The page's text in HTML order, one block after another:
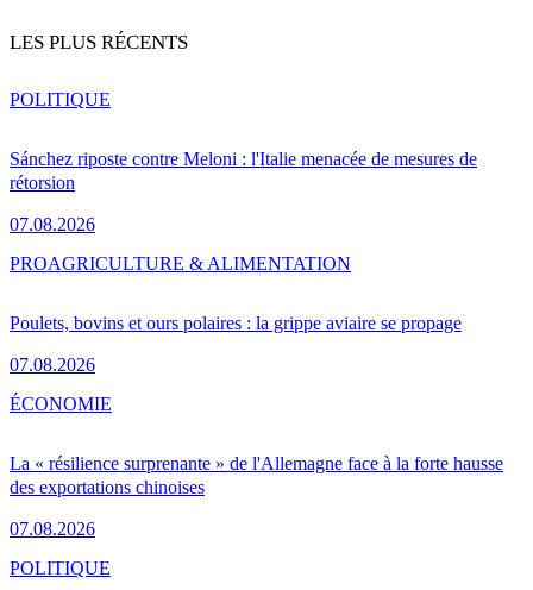
LES PLUS RÉCENTS
Sánchez riposte contre Meloni : l'Italie menacée de mesures de
rétorsion
07.08.2026
POLITIQUE
Poulets, bovins et ours polaires : la grippe aviaire se propage
07.08.2026
PROAGRICULTURE & ALIMENTATION
La « résilience surprenante » de l'Allemagne face à la forte hausse
des exportations chinoises
07.08.2026
ÉCONOMIE
POLITIQUE